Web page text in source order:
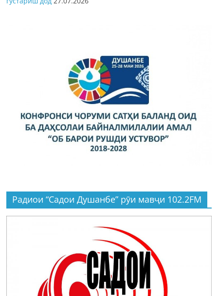
Радиои “Садои Душанбе” рӯи мавҷи 102.2FM